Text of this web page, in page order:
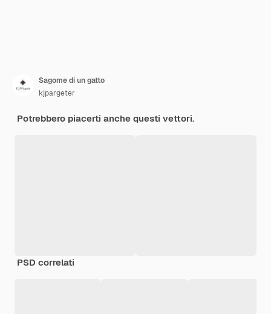
Sagome di un gatto
kjpargeter
Potrebbero piacerti anche questi vettori.
PSD correlati